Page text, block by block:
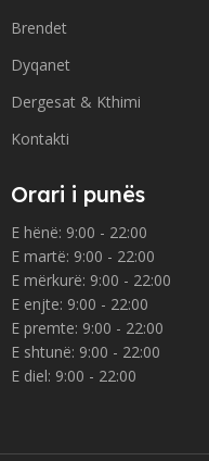
Brendet
Dyqanet
Dergesat & Kthimi
Kontakti
Orari i punës
E hënë: 9:00 - 22:00
E martë: 9:00 - 22:00
E mërkurë: 9:00 - 22:00
E enjte: 9:00 - 22:00
E premte: 9:00 - 22:00
E shtunë: 9:00 - 22:00
E diel: 9:00 - 22:00